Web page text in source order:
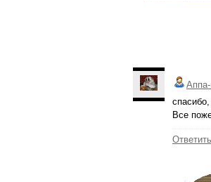
Все
Ответить